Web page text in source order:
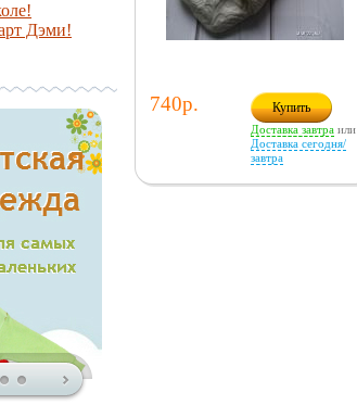
Дэми!
740р. Купить
Доставка завтра или
Доставка сегодня/
завтра